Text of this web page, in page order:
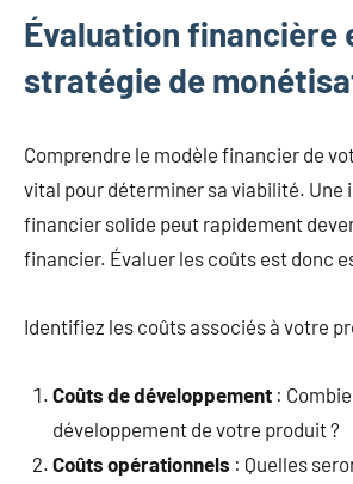
Évaluation financière
stratégie de
Comprendre le modèle financier de
vital pour déterminer sa viabilité. Une
financier solide peut rapidement
financier. Évaluer les coûts est donc
Identifiez les coûts associés à votre
Coûts de développement :
développement de votre produit ?
Coûts opérationnels : Quelles